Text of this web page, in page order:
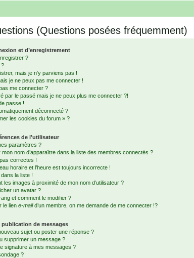
(Questions posées fréquemment)
et d’enregistrement
?
?
mais je n’y parviens pas !
je ne peux pas me connecter !
me connecter ?
par le passé mais je ne peux plus me connecter ?!
passe !
déconnecté ?
les cookies du forum » ?
de l’utilisateur
paramètres ?
nom d’apparaître dans la liste des membres connectés ?
correctes !
horaire et l’heure est toujours incorrecte !
dans la liste !
les images à proximité de mon nom d’utilisateur ?
un avatar ?
et comment le modifier ?
le lien e-maild’un membre, on me demande de me connecter !?
publication de messages
sujet ou poster une réponse ?
supprimer un message ?
signature à mes messages ?
?